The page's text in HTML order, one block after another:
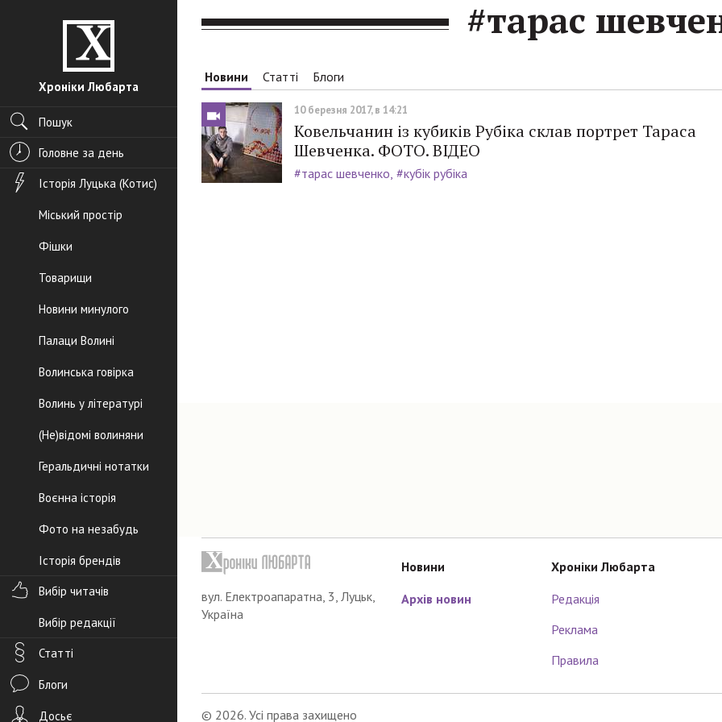
Хроніки Любарта
Пошук
Головне за день
Історія Луцька (Котис)
Міський простір
Фішки
Товарищи
Новини минулого
Палаци Волині
Волинська говірка
Волинь у літературі
(Не)відомі волиняни
Геральдичні нотатки
Воєнна історія
Фото на незабудь
Історія брендів
Вибір читачів
Вибір редакції
Статті
Блоги
Досьє
#тарас
Новини Статті Блоги
10 березня 2017, в 14:21
Ковельчанин із кубиків Рубіка склав портрет Тараса
Шевченка. ФОТО. ВІДЕО
#тарас шевченко #кубік рубіка
вул. Електроапаратна, 3, Луцьк,
Україна
Новини
Архів новин
Хроніки Любарта
Редакція
Реклама
Правила
© 2026. Усі права захищено